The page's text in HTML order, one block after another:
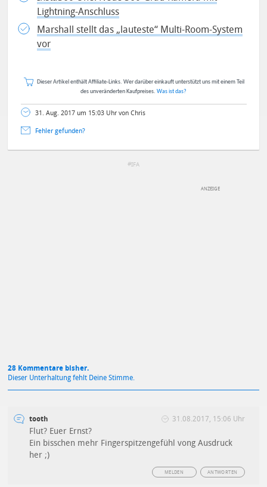
Lightning-Anschluss
Marshall stellt das „lauteste“ Multi-Room-System
vor
Dieser Artikel enthält Affiliate-Links. Wer darüber einkauft unterstützt uns mit einem Teil
des unveränderten Kaufpreises. Was ist das?
31. Aug. 2017 um 15:03 Uhr von Chris
Fehler gefunden?
IFA
28 Kommentare bisher.
Dieser Unterhaltung fehlt Deine Stimme.
tooth 31.08.2017, 15:06 Uhr
Flut? Euer Ernst?
Ein bisschen mehr Fingerspitzengefühl vong Ausdruck
her ;)
ANTWORTEN
MELDEN